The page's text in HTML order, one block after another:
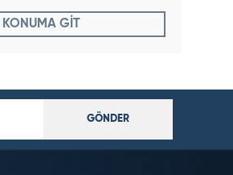
KONUMA GİT
GÖNDER